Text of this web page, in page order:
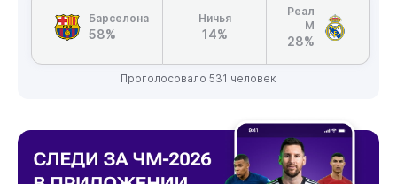
Барселона
58%
Ничья
14%
Реал
М
28%
Проголосовало 531 человек